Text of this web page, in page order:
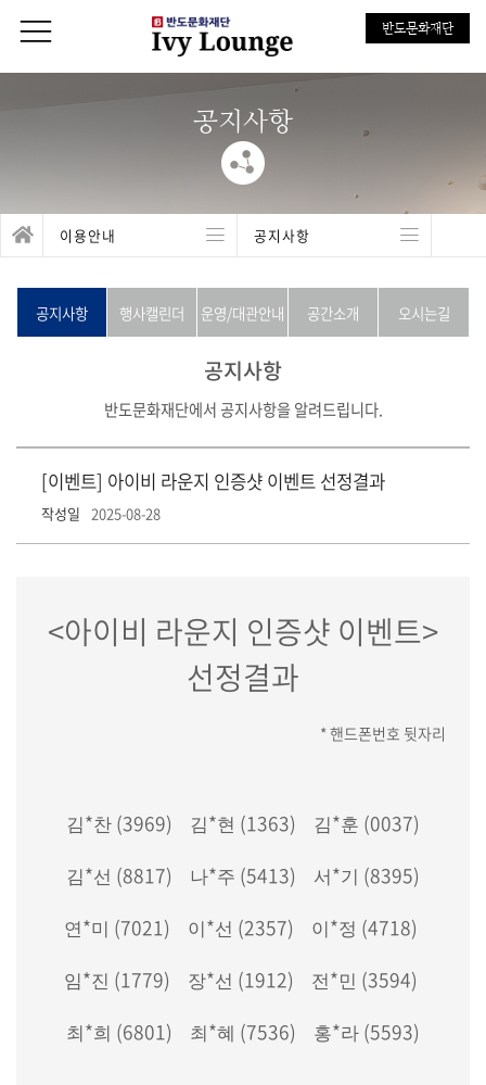
반도문화재단
공지사항
이용안내 공지사항
공지사항 행사캘린더 운영/대관안내 공간소개 오시는길
공지사항
반도문화재단에서 공지사항을 알려드립니다.
[이벤트] 아이비 라운지 인증샷 이벤트 선정결과
작성일 2025-08-28
<아이비 라운지 인증샷 이벤트>
선정결과
* 핸드폰번호 뒷자리
김*찬 (3969) 김*현 (1363) 김*훈 (0037)
김*선 (8817) 나*주 (5413) 서 *기 (8395)
연*미 (7021) 이 *선 (2357) 이 *정 (4718)
임*진 (1779) 장*선 (1912) 전*민 (3594)
최 *희 (6801) 최 *혜 (7536) 홍*라 (5593)